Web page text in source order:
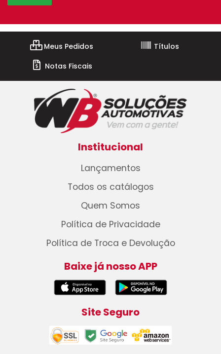
Meus Pedidos
Títulos
Notas Fiscais
Institucional
Lançamentos
Todos os catálogos
Quem Somos
Política de Privacidade
Política de Troca e Devolução
Baixe já nosso APP
Site Seguro